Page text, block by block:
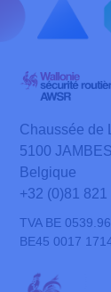
Chaussée de
5100 JAMBES
Belgique
+32 (0)81 821
TVA BE
BE45 0017